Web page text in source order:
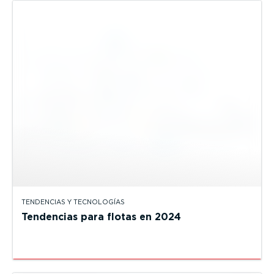
TENDENCIAS Y TECNOLOGÍAS
Tendencias para flotas en 2024